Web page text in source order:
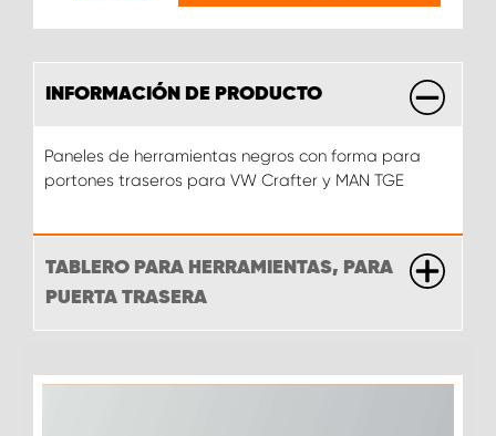
INFORMACIÓN DE PRODUCTO
Paneles de herramientas negros con forma para
portones traseros para VW Crafter y MAN TGE
TABLERO PARA HERRAMIENTAS, PARA
PUERTA TRASERA